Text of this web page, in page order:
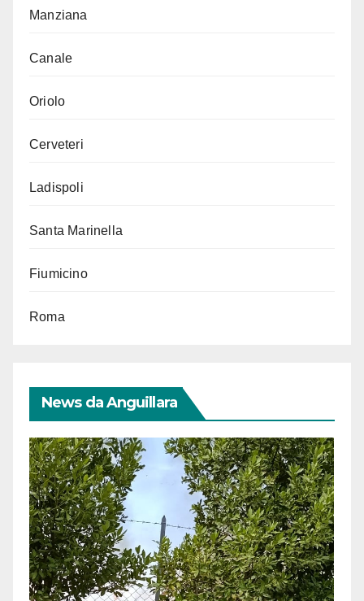
Manziana
Canale
Oriolo
Cerveteri
Ladispoli
Santa Marinella
Fiumicino
Roma
News da Anguillara